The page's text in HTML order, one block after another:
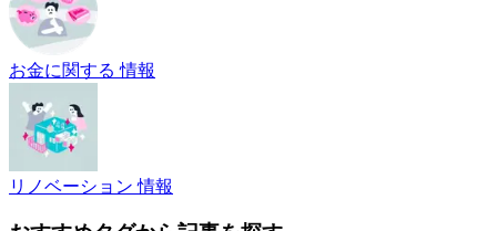
お金に関する 情報
リノベーション 情報